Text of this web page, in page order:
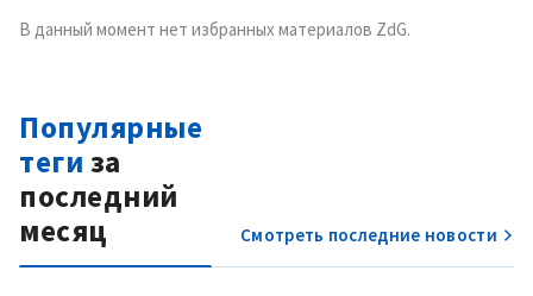
В данный момент нет избранных материалов ZdG.
Популярные
теги за
последний
месяц
Смотреть последние новости